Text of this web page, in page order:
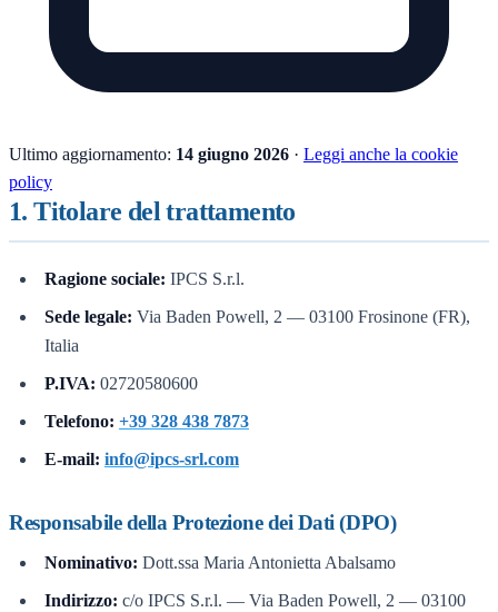
Ultimo aggiornamento: 14 giugno 2026 · Leggi anche la cookie
policy
1. Titolare del trattamento
Ragione sociale: IPCS S.r.l.
Sede legale: Via Baden Powell, 2 — 03100 Frosinone (FR),
Italia
P.IVA: 02720580600
Telefono: +39 328 438 7873
E-mail: info@ipcs-srl.com
Responsabile della Protezione dei Dati (DPO)
Nominativo: Dott.ssa Maria Antonietta Abalsamo
Indirizzo: c/o IPCS S.r.l. — Via Baden Powell, 2 — 03100